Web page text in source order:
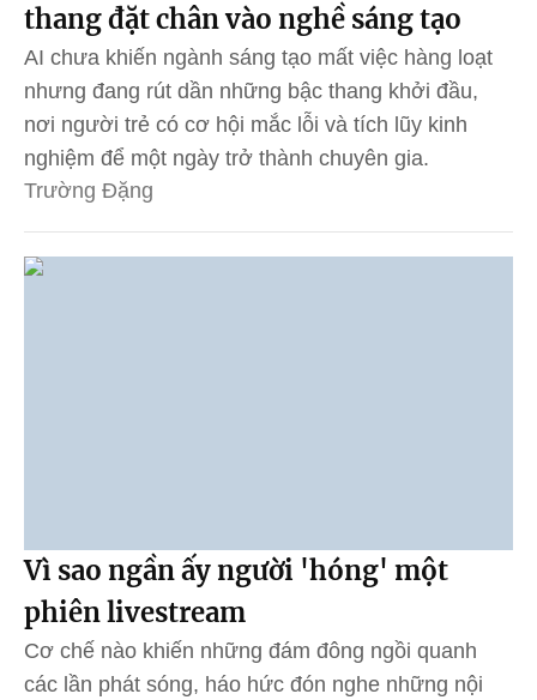
thang đặt chân vào nghề sáng tạo
AI chưa khiến ngành sáng tạo mất việc hàng loạt
nhưng đang rút dần những bậc thang khởi đầu,
nơi người trẻ có cơ hội mắc lỗi và tích lũy kinh
nghiệm để một ngày trở thành chuyên gia.
Trường Đặng
Vì sao ngần ấy người 'hóng' một
phiên livestream
Cơ chế nào khiến những đám đông ngồi quanh
các lần phát sóng, háo hức đón nghe những nội